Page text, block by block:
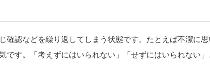
認などを繰り返してしまう状態です。たとえば不潔に
す。「考えずにはいられない」「せずにはいられない